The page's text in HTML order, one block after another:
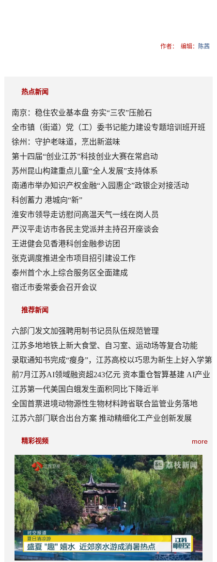
作者： 编辑： 陈茜
热点新闻
南京：稳住农业基本盘 夯实“三农”压舱石
全市镇（街道）党（工）委书记能力建设专题培训班开班
徐州：守护老味道，烹出新滋味
第十四届“创业江苏”科技创业大赛在常启动
苏州昆山构建重点儿童“全人发展”支持体系
南通市举办知识产权金融“入园惠企”政银企对接活动
科创蓄力 港城向“新”
淮安市领导走访慰问高温天气一线在岗人员
严汉平走访市各民主党派并主持召开座谈会
王进健会见香港科创金融参访团
张克调度推进全市项目招引建设工作
泰州首个水上综合服务区全面建成
宿迁市委常委会召开会议
推荐新闻
六部门发文加强聘用制书记员队伍规范管理
江苏多地地铁上新大食堂、自习室、运动场等复合功能
——从“客流通道”到“生活场景”
录取通知书完成“瘦身”，江苏高校以巧思为新生上好入学第
一课
前7月江苏AI领域融资超243亿元 资本重仓智算基建 AI产业
底盘夯实
江苏第一代美国白蛾发生面积同比下降近半
全国首票进境动物源性生物材料跨省联合监管业务落地
江苏六部门联合出台方案 推动精细化工产业创新发展
more
精彩视频